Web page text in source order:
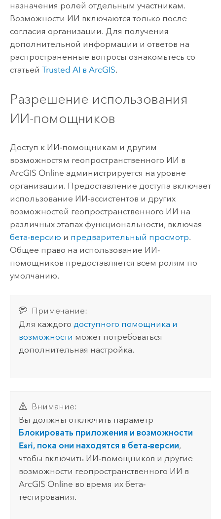
назначения ролей отдельным участникам.
Возможности ИИ включаются только после
согласия организации. Для получения
дополнительной информации и ответов на
распространенные вопросы ознакомьтесь со
статьей Trusted AI в ArcGIS.
Разрешение использования
ИИ-помощников
Доступ к ИИ-помощникам и другим
возможностям геопространственного ИИ в
ArcGIS Online администрируется на уровне
организации. Предоставление доступа включает
использование ИИ-ассистентов и других
возможностей геопространственного ИИ на
различных этапах функциональности, включая
бета-версию и предварительный просмотр.
Общее право на использование ИИ-
помощников предоставляется всем ролям по
умолчанию.
Примечание:
Для каждого доступного помощника и
возможности может потребоваться
дополнительная настройка.
Внимание:
Вы должны отключить параметр
Блокировать приложения и возможности
Esri, пока они находятся в бета-версии,
чтобы включить ИИ-помощников и другие
возможности геопространственного ИИ в
ArcGIS Online во время их бета-
тестирования.